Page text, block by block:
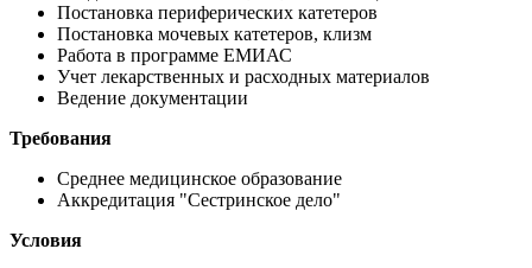
Постановка периферических катетеров
Постановка мочевых катетеров, клизм
Работа в программе ЕМИАС
Учет лекарственных и расходных материалов
Ведение документации
Требования
Среднее медицинское образование
Аккредитация "Сестринское дело"
Условия